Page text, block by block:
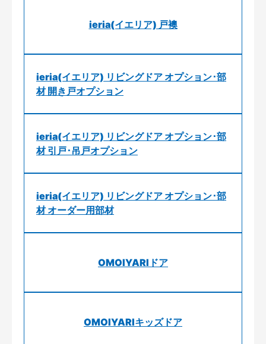
ieria(イエリア) 戸襖
ieria(イエリア) リビングドア オプション･部
材 開き戸オプション
ieria(イエリア) リビングドア オプション･部
材 引戸･吊戸オプション
ieria(イエリア) リビングドア オプション･部
材 オーダー用部材
OMOIYARIドア
OMOIYARIキッズドア